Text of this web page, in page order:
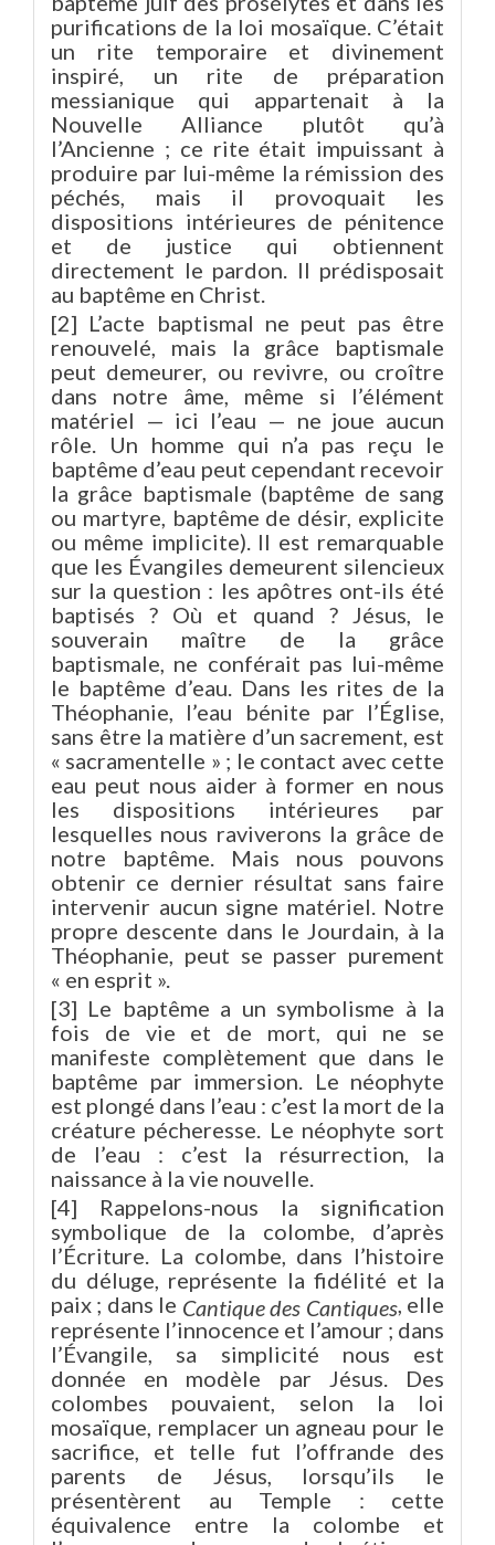
purifications de la loi mosaïque. C’était
un rite temporaire et divinement
inspiré, un rite de préparation
messianique qui appartenait à la
Nouvelle Alliance plutôt qu’à
l’Ancienne ; ce rite était impuissant à
produire par lui-même la rémission des
péchés, mais il provoquait les
dispositions intérieures de pénitence
et de justice qui obtiennent
directement le pardon. Il prédisposait
au baptême en Christ.
[2] L’acte baptismal ne peut pas être
renouvelé, mais la grâce baptismale
peut demeurer, ou revivre, ou croître
dans notre âme, même si l’élément
matériel — ici l’eau — ne joue aucun
rôle. Un homme qui n’a pas reçu le
baptême d’eau peut cependant recevoir
la grâce baptismale (baptême de sang
ou martyre, baptême de désir, explicite
ou même implicite). Il est remarquable
que les Évangiles demeurent silencieux
sur la question : les apôtres ont-ils été
baptisés ? Où et quand ? Jésus, le
souverain maître de la grâce
baptismale, ne conférait pas lui-même
le baptême d’eau. Dans les rites de la
Théophanie, l’eau bénite par l’Église,
sans être la matière d’un sacrement, est
« sacramentelle » ; le contact avec cette
eau peut nous aider à former en nous
les dispositions intérieures par
lesquelles nous raviverons la grâce de
notre baptême. Mais nous pouvons
obtenir ce dernier résultat sans faire
intervenir aucun signe matériel. Notre
propre descente dans le Jourdain, à la
Théophanie, peut se passer purement
« en esprit ».
[3] Le baptême a un symbolisme à la
fois de vie et de mort, qui ne se
manifeste complètement que dans le
baptême par immersion. Le néophyte
est plongé dans l’eau : c’est la mort de la
créature pécheresse. Le néophyte sort
de l’eau : c’est la résurrection, la
naissance à la vie nouvelle.
[4] Rappelons-nous la signification
symbolique de la colombe, d’après
l’Écriture. La colombe, dans l’histoire
du déluge, représente la fidélité et la
paix ; dans le Cantique des Cantiques, elle
représente l’innocence et l’amour ; dans
l’Évangile, sa simplicité nous est
donnée en modèle par Jésus. Des
colombes pouvaient, selon la loi
mosaïque, remplacer un agneau pour le
sacrifice, et telle fut l’offrande des
parents de Jésus, lorsqu’ils le
présentèrent au Temple : cette
équivalence entre la colombe et